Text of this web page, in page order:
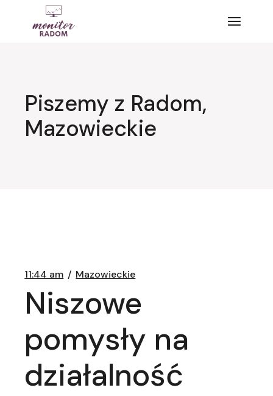
Piszemy z Radom,
Mazowieckie
11:44 am Mazowieckie
Niszowe
pomysły na
działalność